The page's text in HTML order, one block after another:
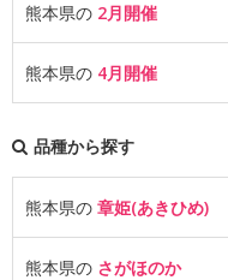
熊本県の 2月開催
熊本県の 4月開催
品種から探す
熊本県の 章姫(あきひめ)
熊本県の さがほのか